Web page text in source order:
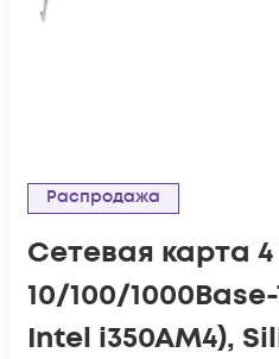
Распродажа
Сетевая карта
10/100/
Intel i350AM4),